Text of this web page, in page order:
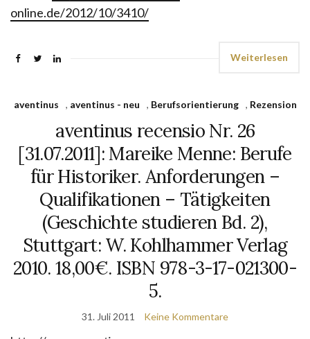
online.de/2012/10/3410/
Weiterlesen
aventinus , aventinus - neu , Berufsorientierung , Rezension
aventinus recensio Nr. 26
[31.07.2011]: Mareike Menne: Berufe
für Historiker. Anforderungen –
Qualifikationen – Tätigkeiten
(Geschichte studieren Bd. 2),
Stuttgart: W. Kohlhammer Verlag
2010. 18,00€. ISBN 978-3-17-021300-
5.
31. Juli 2011 Keine Kommentare